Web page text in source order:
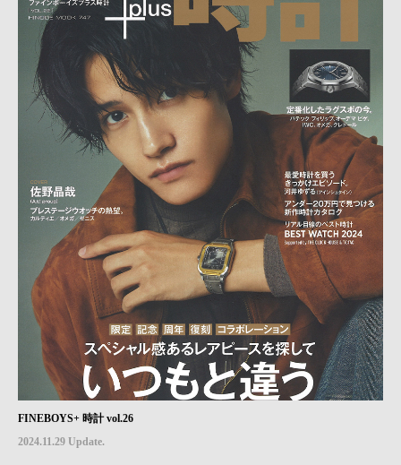
FINEBOYS+ 時計 vol.26
2024.11.29 Update.